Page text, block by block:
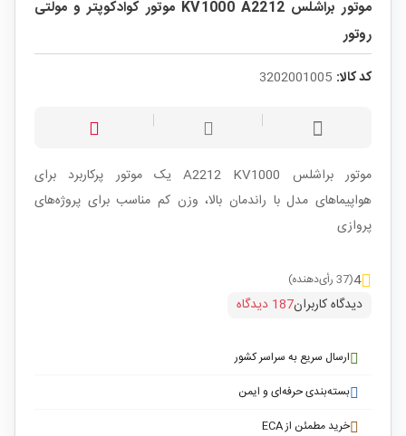
موتور براشلس KV1000 A2212 موتور کوادکوپتر و مولتی
روتور
کد کالا: 3202001005
موتور براشلس A2212 KV1000 یک موتور پرکاربرد برای
هواپیماهای مدل با راندمان بالا، وزن کم مناسب برای پروژه‌های
پروازی
4(37 رأی‌دهنده)
دیدگاه کاربران187 دیدگاه
ارسال سریع به سراسر کشور
بسته‌بندی حرفه‌ای و ایمن
خرید مطمئن از ECA